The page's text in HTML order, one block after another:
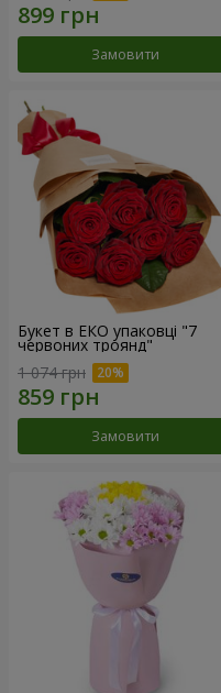
Замовити
Букет в ЕКО упаковці "7
червоних троянд"
1 074 грн
Замовити